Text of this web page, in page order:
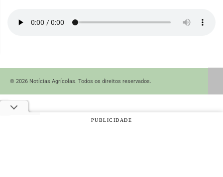
© 2026 Notícias Agrícolas. Todos os direitos reservados.
PUBLICIDADE